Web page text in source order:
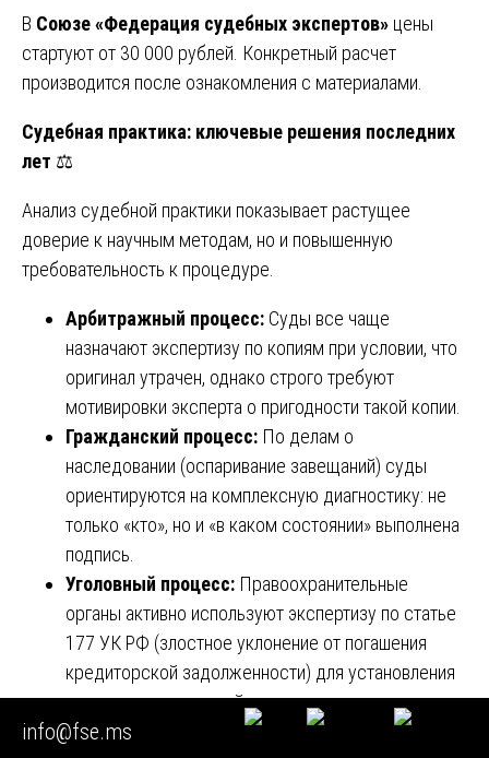
В Союзе «Федерация судебных экспертов» цены
стартуют от 30 000 рублей. Конкретный расчет
производится после ознакомления с материалами.
Судебная практика: ключевые решения последних
лет ⚖️
Анализ судебной практики показывает растущее
доверие к научным методам, но и повышенную
требовательность к процедуре.
Арбитражный процесс: Суды все чаще
назначают экспертизу по копиям при условии, что
оригинал утрачен, однако строго требуют
мотивировки эксперта о пригодности такой копии.
Гражданский процесс: По делам о
наследовании (оспаривание завещаний) суды
ориентируются на комплексную диагностику: не
только «кто», но и «в каком состоянии» выполнена
подпись.
Уголовный процесс: Правоохранительные
органы активно используют экспертизу по статье
177 УК РФ (злостное уклонение от погашения
кредиторской задолженности) для установления
подлинности подписей в платежных документах.
Критерии выбора экспертного учреждения
info@fse.ms